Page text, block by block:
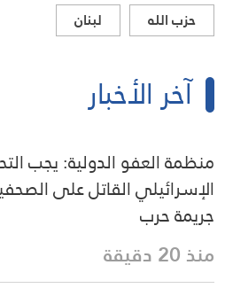
حزب الله
لبنان
آخر الأخبار
منظمة العفو الدولية: يجب
الإسرائيلي القاتل على
جريمة حرب
منذ 20 دقيقة